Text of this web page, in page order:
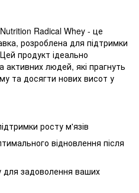
Radical Whey - це
розроблена для підтримки
продукт ідеально
активних людей, які прагнуть
та досягти нових висот у
росту м'язів
відновлення після
для задоволення ваших